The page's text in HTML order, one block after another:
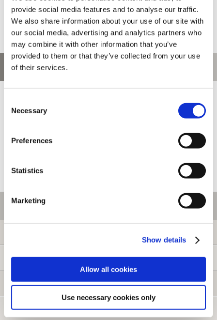
provide social media features and to analyse our traffic.
We also share information about your use of our site with
our social media, advertising and analytics partners who
may combine it with other information that you’ve
provided to them or that they’ve collected from your use
of their services.
Selection
Necessary
Preferences
Statistics
Marketing
Show details
Allow all cookies
Use necessary cookies only
4,620円
お問い合わせ
ご利用情報
ご利用ガイド
よくある質問
お問い合わせ